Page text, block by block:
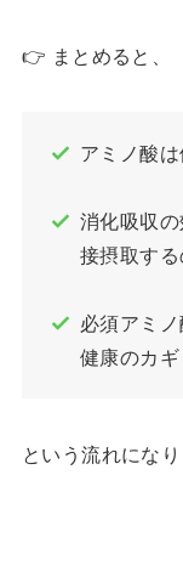
👉 まとめると、
アミノ酸
消化吸収
接摂取す
必須アミ
健康のカギ
という流れになり